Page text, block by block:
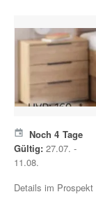
Noch 4 Tage
Gültig: 27.07. -
11.08.
Details im Prospekt